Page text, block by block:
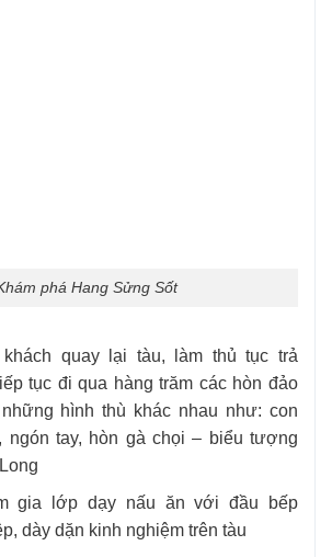
phá Hang Sửng Sốt
khách quay lại tàu, làm thủ tục trả
tục đi qua hàng trăm các hòn đảo
hình thù khác nhau như: con
ngón tay, hòn gà chọi – biểu tượng
gia lớp dạy nấu ăn với đầu bếp
dày dặn kinh nghiệm trên tàu